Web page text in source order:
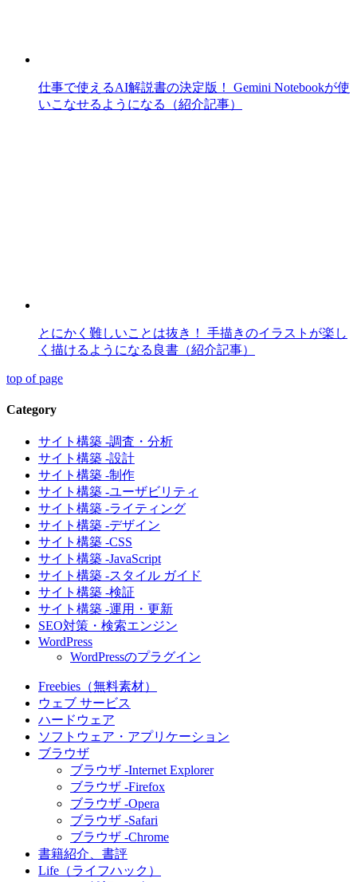
仕事で使えるAI解説書の決定版！ Gemini Notebookが使
いこなせるようになる（紹介記事）
とにかく難しいことは抜き！ 手描きのイラストが楽し
く描けるようになる良書（紹介記事）
top of page
Category
サイト構築 -調査・分析
サイト構築 -設計
サイト構築 -制作
サイト構築 -ユーザビリティ
サイト構築 -ライティング
サイト構築 -デザイン
サイト構築 -CSS
サイト構築 -JavaScript
サイト構築 -スタイル ガイド
サイト構築 -検証
サイト構築 -運用・更新
SEO対策・検索エンジン
WordPress
WordPressのプラグイン
Freebies（無料素材）
ウェブ サービス
ハードウェア
ソフトウェア・アプリケーション
ブラウザ
ブラウザ -Internet Explorer
ブラウザ -Firefox
ブラウザ -Opera
ブラウザ -Safari
ブラウザ -Chrome
書籍紹介、書評
Life（ライフハック）